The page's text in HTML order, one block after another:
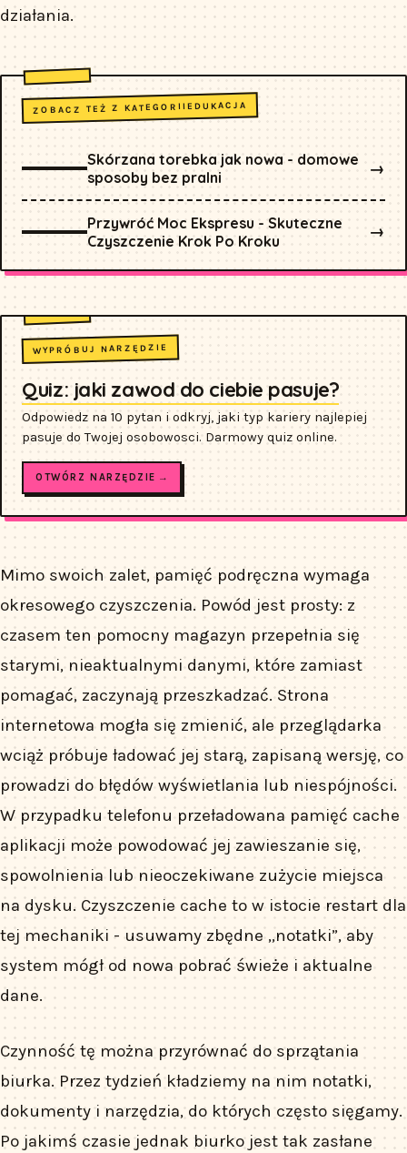
działania.
ZOBACZ TEŻ Z KATEGORIIEDUKACJA
Skórzana torebka jak nowa - domowe
sposoby bez pralni
→
Przywróć Moc Ekspresu - Skuteczne
Czyszczenie Krok Po Kroku
→
WYPRÓBUJ NARZĘDZIE
Quiz: jaki zawod do ciebie pasuje?
Odpowiedz na 10 pytan i odkryj, jaki typ kariery najlepiej
pasuje do Twojej osobowosci. Darmowy quiz online.
OTWÓRZ NARZĘDZIE →
Mimo swoich zalet, pamięć podręczna wymaga
okresowego czyszczenia. Powód jest prosty: z
czasem ten pomocny magazyn przepełnia się
starymi, nieaktualnymi danymi, które zamiast
pomagać, zaczynają przeszkadzać. Strona
internetowa mogła się zmienić, ale przeglądarka
wciąż próbuje ładować jej starą, zapisaną wersję, co
prowadzi do błędów wyświetlania lub niespójności.
W przypadku telefonu przeładowana pamięć cache
aplikacji może powodować jej zawieszanie się,
spowolnienia lub nieoczekiwane zużycie miejsca
na dysku. Czyszczenie cache to w istocie restart dla
tej mechaniki - usuwamy zbędne „notatki”, aby
system mógł od nowa pobrać świeże i aktualne
dane.
Czynność tę można przyrównać do sprzątania
biurka. Przez tydzień kładziemy na nim notatki,
dokumenty i narzędzia, do których często sięgamy.
Po jakimś czasie jednak biurko jest tak zasłane